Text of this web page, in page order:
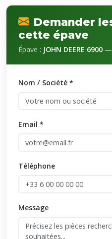
Demander
cette épave
Épave : JOHN DEERE 6900 —
Nom / Société *
Email *
Téléphone
Message